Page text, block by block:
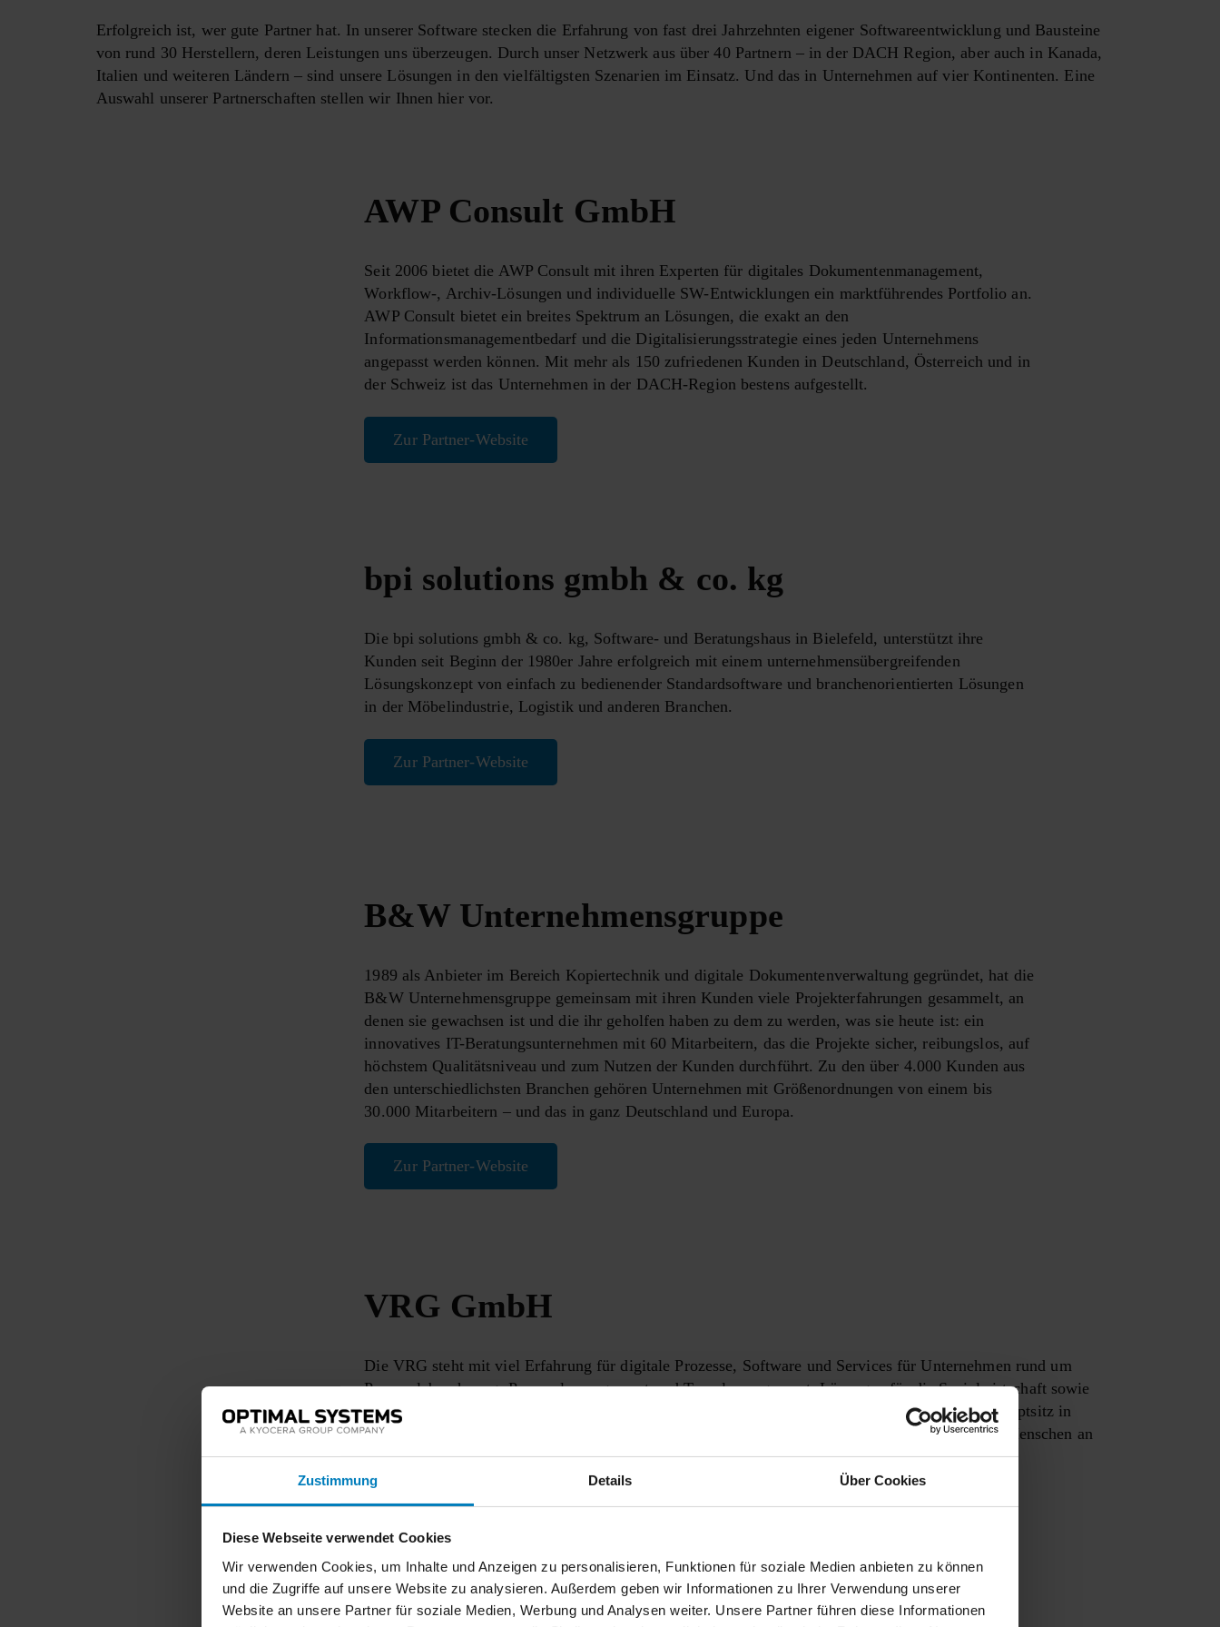
Zustimmung Details Über Cookies
Diese Webseite verwendet Cookies
Wir verwenden Cookies, um Inhalte und Anzeigen zu personalisieren, Funktionen für soziale Medien anbieten zu können
und die Zugriffe auf unsere Website zu analysieren. Außerdem geben wir Informationen zu Ihrer Verwendung unserer
Website an unsere Partner für soziale Medien, Werbung und Analysen weiter. Unsere Partner führen diese Informationen
Erfolgreich ist, wer gute Partner hat. In unserer Software stecken die Erfahrung von fast drei Jahrzehnten eigener Softwareentwicklung und Bausteine
von rund 30 Herstellern, deren Leistungen uns überzeugen. Durch unser Netzwerk aus über 40 Partnern – in der DACH Region, aber auch in Kanada,
Italien und weiteren Ländern – sind unsere Lösungen in den vielfältigsten Szenarien im Einsatz. Und das in Unternehmen auf vier Kontinenten. Eine
Auswahl unserer Partnerschaften stellen wir Ihnen hier vor.
AWP Consult GmbH
Seit 2006 bietet die AWP Con­sult mit ihren Experten für digitales Dokumentenmanagement,
Workflow-, Archiv-Lösungen und individuelle SW-Entwicklungen ein marktführendes Portfolio an.
AWP Consult bietet ein breites Spektrum an Lösungen, die exakt an den
Informationsmanagementbedarf und die Digitalisierungsstrategie eines jeden Unternehmens
angepasst werden können. Mit mehr als 150 zufriedenen Kunden in Deutschland, Österreich und in
der Schweiz ist das Unternehmen in der DACH-Region bestens aufgestellt.
Zur Partner-Website
bpi solutions gmbh & co. kg
Die bpi solutions gmbh & co. kg, Software- und Beratungshaus in Bielefeld, unterstützt ihre
Kunden seit Beginn der 1980er Jahre erfolgreich mit einem unternehmensübergreifenden
Lösungskonzept von einfach zu bedienender Standardsoftware und branchenorientierten Lösungen
in der Möbelindustrie, Logistik und anderen Branchen.
Zur Partner-Website
B&W Unternehmensgruppe
1989 als Anbieter im Bereich Kopiertechnik und digitale Dokumentenverwaltung gegründet, hat die
B&W Unternehmensgruppe gemeinsam mit ihren Kunden viele Projekterfahrungen gesammelt, an
denen sie gewachsen ist und die ihr geholfen haben zu dem zu werden, was sie heute ist: ein
innovatives IT-Beratungsunternehmen mit 60 Mitarbeitern, das die Projekte sicher, reibungslos, auf
höchstem Qualitätsniveau und zum Nutzen der Kunden durchführt. Zu den über 4.000 Kunden aus
den unterschiedlichsten Branchen gehören Unternehmen mit Größenordnungen von einem bis
30.000 Mitarbeitern – und das in ganz Deutschland und Europa.
Zur Partner-Website
VRG GmbH
Die VRG steht mit viel Erfahrung für digitale Prozesse, Software und Services für Unternehmen rund um
Personalabrechnung, Personalmanagement und Travelmanagement, Lösungen für die Sozialwirtschaft sowie
EIM, EDI, Druck, IT und Cloud. Mit eigener Software-Entwicklung und Rechenzentrum am Hauptsitz in
Oldenburg und an 8 weiteren Standorten bundesweit, seit mehr als 50 Jahren und mit rund 500 Menschen an
Bord, die auch für die Zukunft ganz viele Ideen haben, wie digital persönlich bleibt.
Zur Partner-Website